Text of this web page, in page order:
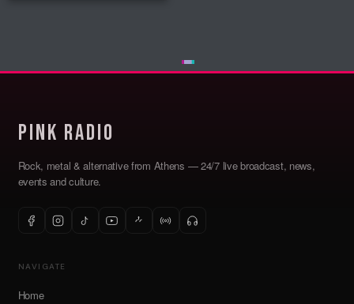
Pink Radio
Rock, metal & alternative from Athens — 24/7 live broadcast, news,
events and culture.
NAVIGATE
Home